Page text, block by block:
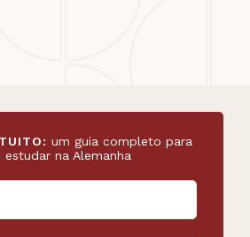
um guia completo para
estudar na Alemanha